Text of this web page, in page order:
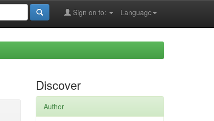
Language
Sign on to:
Discover
Author